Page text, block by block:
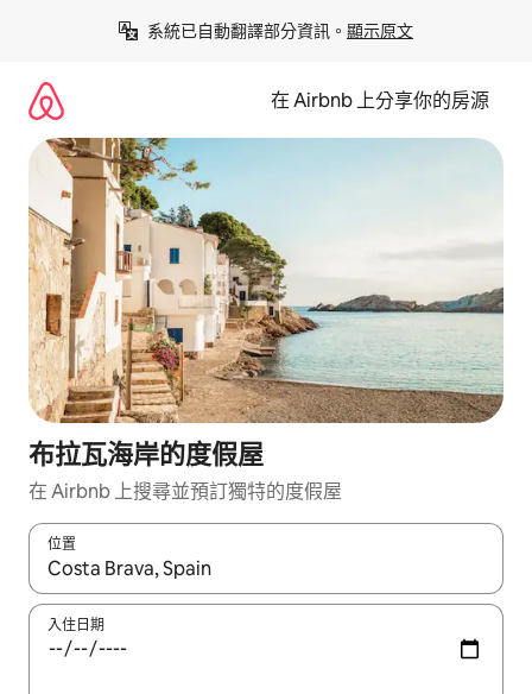
系統已自動翻譯部分資訊。 顯示原文
在 Airbnb 上分享你的房源
布拉瓦海岸的度假屋
在 Airbnb 上搜尋並預訂獨特的度假屋
位置
如有搜尋結果，瀏覽內容時請使用上下箭頭，或輕點、滑動裝置。
入住日期